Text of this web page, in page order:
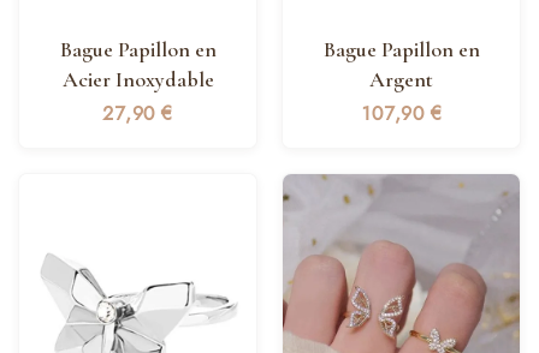
Bague Papillon en
Acier Inoxydable
27,90€
Bague Papillon en
Argent
107,90 €